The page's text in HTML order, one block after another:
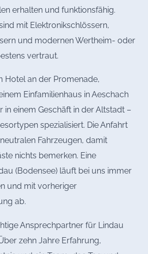
erhalten und funktionsfähig.
mit Elektronikschlössern,
und modernen Wertheim- oder
vertraut.
Hotel an der Promenade,
Einfamilienhaus in Aeschach
in einem Geschäft in der Altstadt –
spezialisiert. Die Anfahrt
Fahrzeugen, damit
nichts bemerken. Eine
(Bodensee) läuft bei uns immer
und mit vorheriger
ab.
Ansprechpartner für Lindau
zehn Jahre Erfahrung,